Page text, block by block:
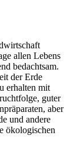
allen Lebens
bedachtsam.
der Erde
erhalten mit
guter
aber
und andere
ökologischen